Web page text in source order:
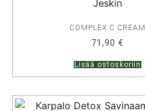
COMPLEX C CREAM
71,90 €
Lisää ostoskoriin